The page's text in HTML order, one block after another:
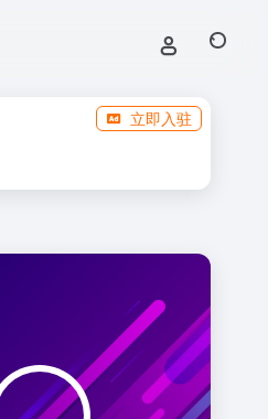
立即入驻